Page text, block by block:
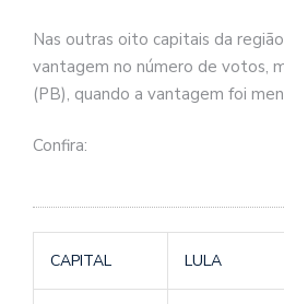
Nas outras oito capitais da
vantagem no número de votos,
(PB), quando a vantagem foi
Confira:
CAPITAL LULA